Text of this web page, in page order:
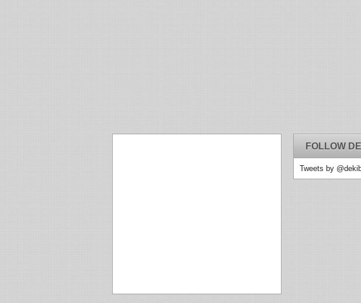
FOLLOW
Tweets by